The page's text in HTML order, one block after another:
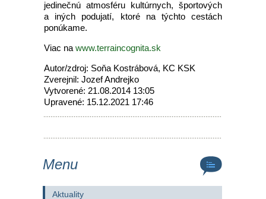
jedinečnú atmosféru kultúrnych, športových
a iných podujatí, ktoré na týchto cestách
ponúkame.
Viac na www.terraincognita.sk
Autor/zdroj: Soňa Kostrábová, KC KSK
Zverejnil: Jozef Andrejko
Vytvorené: 21.08.2014 13:05
Upravené: 15.12.2021 17:46
Menu
Aktuality